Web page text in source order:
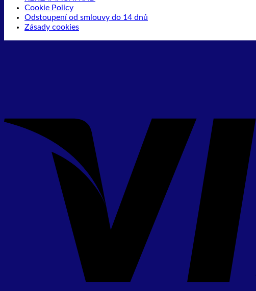
Cookie Policy
Odstoupení od smlouvy do 14 dnů
Zásady cookies